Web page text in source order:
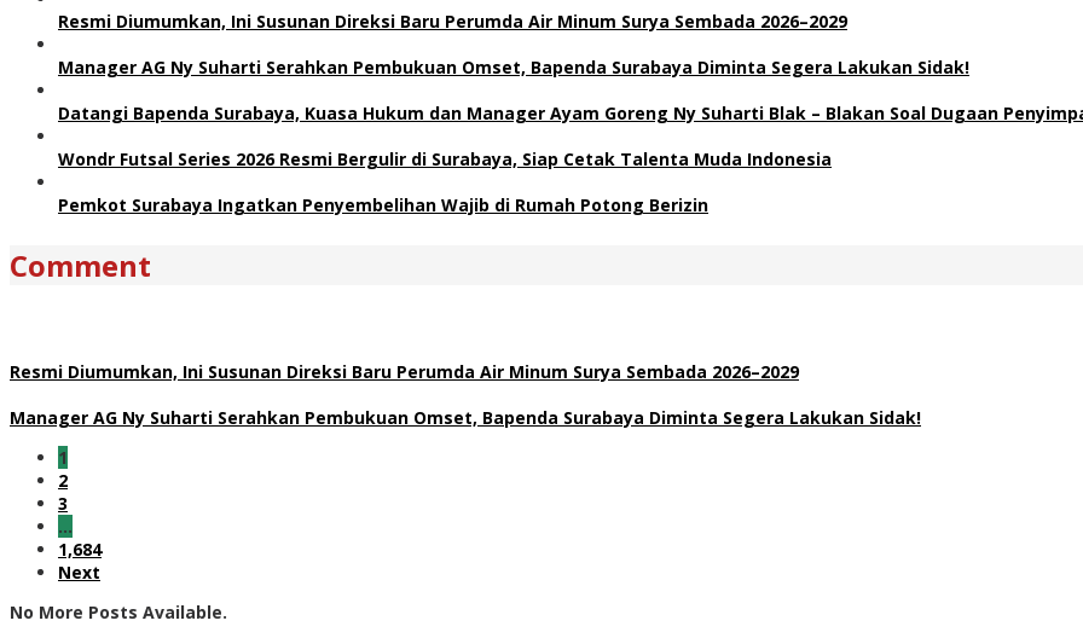
Resmi Diumumkan, Ini Susunan Direksi Baru Perumda Air Minum Surya Sembada 2026–2029
Manager AG Ny Suharti Serahkan Pembukuan Omset, Bapenda Surabaya Diminta Segera Lakukan Sidak!
Datangi Bapenda Surabaya, Kuasa Hukum dan Manager Ayam Goreng Ny Suharti Blak – Blakan Soal Dugaan
Wondr Futsal Series 2026 Resmi Bergulir di Surabaya, Siap Cetak Talenta Muda Indonesia
Pemkot Surabaya Ingatkan Penyembelihan Wajib di Rumah Potong Berizin
Comment
Resmi Diumumkan, Ini Susunan Direksi Baru Perumda Air Minum Surya Sembada 2026–2029
Manager AG Ny Suharti Serahkan Pembukuan Omset, Bapenda Surabaya Diminta Segera Lakukan Sidak!
1
2
3
…
1,684
Next
No More Posts Available.